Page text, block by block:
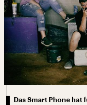
Das Smart Phone